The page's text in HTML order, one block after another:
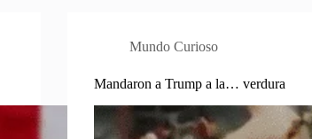
Mundo Curioso
Mandaron a Trump a la… verdura